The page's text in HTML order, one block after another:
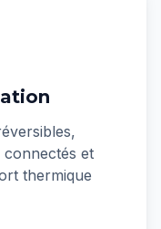
connectés et
thermique